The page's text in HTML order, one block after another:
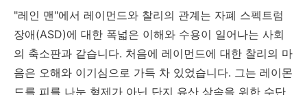
"레인 맨"에서 레이먼드와 찰리의 관계는 자폐 스펙트럼
장애(ASD)에 대한 폭넓은 이해와 수용이 일어나는 사회
의 축소판과 같습니다. 처음에 레이먼드에 대한 찰리의 마
음은 오해와 이기심으로 가득 차 있었습니다. 그는 레이몬
드를 피를 나눈 형제가 아닌 단지 유산 상속을 위한 수단